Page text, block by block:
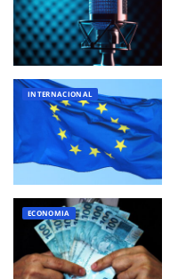
INTERNACIONAL
ECONOMIA